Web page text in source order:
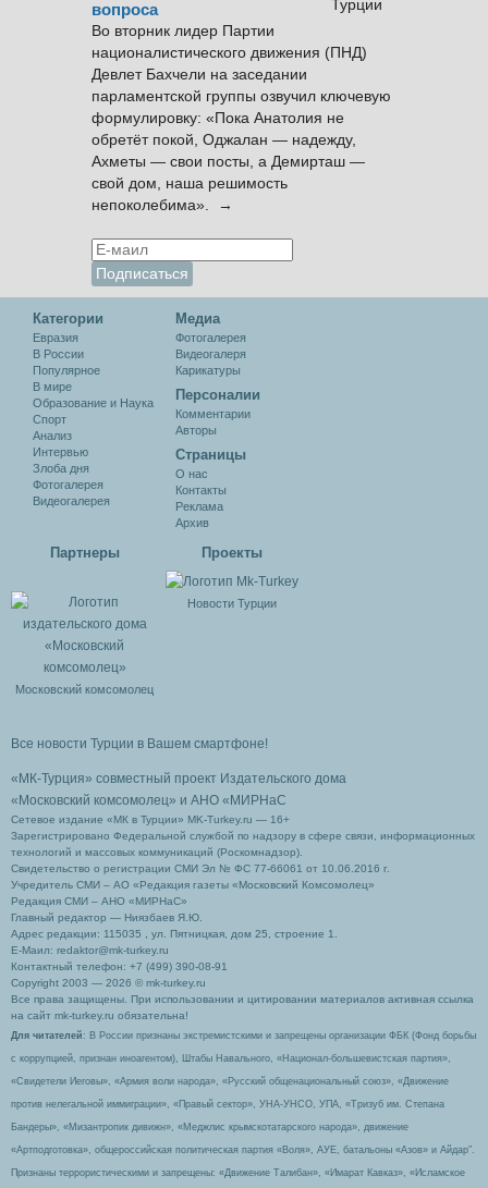
вопроса
Во вторник лидер Партии
националистического движения (ПНД)
Девлет Бахчели на заседании
парламентской группы озвучил ключевую
формулировку: «Пока Анатолия не
обретёт покой, Оджалан — надежду,
Ахметы — свои посты, а Демирташ —
свой дом, наша решимость
непоколебима». →
Категории
Евразия
В России
Популярное
В мире
Образование и Наука
Спорт
Анализ
Интервью
Злоба дня
Фотогалерея
Видеогалерея
Медиа
Фотогалерея
Видеогалеря
Карикатуры
Персоналии
Комментарии
Авторы
Cтраницы
О нас
Контакты
Реклама
Архив
Партнеры
Московский комсомолец
Проекты
Новости Турции
Все новости Турции в Вашем смартфоне!
«МК-Турция» совместный проект Издательского дома
«Московский комсомолец» и АНО «МИРНаС
Сетевое издание «МК в Турции» MK-Turkey.ru — 16+
Зарегистрировано Федеральной службой по надзору в сфере связи, информационных
технологий и массовых коммуникаций (Роскомнадзор).
Свидетельство о регистрации СМИ Эл № ФС 77-66061 от 10.06.2016 г.
Учредитель СМИ – АО «Редакция газеты «Московский Комсомолец»
Редакция СМИ – АНО «МИРНаС»
Главный редактор — Ниязбаев Я.Ю.
Адрес редакции: 115035 , ул. Пятницкая, дом 25, строение 1.
Е-Маил: redaktor@mk-turkey.ru
Контактный телефон: +7 (499) 390-08-91
Copyright 2003 — 2026 © mk-turkey.ru
Все права защищены. При использовании и цитировании материалов активная ссылка
на сайт mk-turkey.ru обязательна!
Для читателей : В России признаны экстремистскими и запрещены организации ФБК (Фонд борьбы
с коррупцией, признан иноагентом), Штабы Навального, «Национал-большевистская партия»,
«Свидетели Иеговы», «Армия воли народа», «Русский общенациональный союз», «Движение
против нелегальной иммиграции», «Правый сектор», УНА-УНСО, УПА, «Тризуб им. Степана
Бандеры», «Мизантропик дивижн», «Меджлис крымскотатарского народа», движение
«Артподготовка», общероссийская политическая партия «Воля», АУЕ, батальоны «Азов» и Айдар″.
Признаны террористическими и запрещены: «Движение Талибан», «Имарат Кавказ», «Исламское